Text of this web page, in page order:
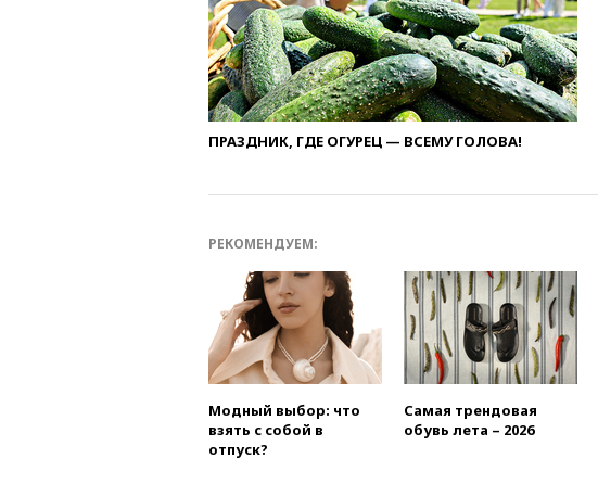
ПРАЗДНИК, ГДЕ ОГУРЕЦ — ВСЕМУ ГОЛОВА!
РЕКОМЕНДУЕМ:
Модный выбор: что
взять с собой в
отпуск?
Самая трендовая
обувь лета – 2026